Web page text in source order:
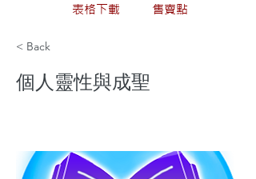
表格下載
售賣點
< Back
個人靈性與成聖